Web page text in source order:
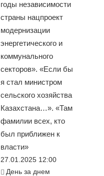
годы независимости
страны нацпроект
модернизации
энергетического и
коммунального
секторов». «Если бы
я стал министром
сельского хозяйства
Казахстана…». «Там
фамилии всех, кто
был приближен к
власти»
27.01.2025 12:00
День за днем